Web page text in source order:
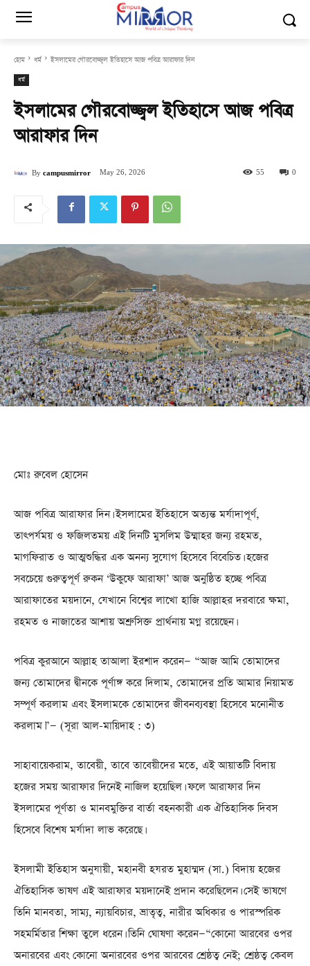
হোম ধর্ম ইসলামের গৌরবোজ্জ্বল ইতিহাসে আজ পবিত্র আরাফার দিন
ধর্ম
ইসলামের গৌরবোজ্জ্বল ইতিহাসে আজ পবিত্র
আরাফার দিন
By campusmirror May 26, 2026 0
55
মোঃ রুবেল হোসেন
আজ পবিত্র আরাফার দিন। ইসলামের ইতিহাসে অত্যন্ত মর্যাদাপূর্ণ,
তাৎপর্যময় ও ফজিলতময় এই দিনটি মুসলিম উম্মাহর জন্য রহমত,
মাগফিরাত ও আত্মশুদ্ধির এক অনন্য সুযোগ হিসেবে বিবেচিত। হজের
সবচেয়ে গুরুত্বপূর্ণ রুকন ‘উকুফে আরাফা’ আজ অনুষ্ঠিত হচ্ছে পবিত্র
আরাফাতের ময়দানে, যেখানে বিশ্বের লাখো হাজি আল্লাহর দরবারে ক্ষমা,
রহমত ও নাজাতের আশায় অশ্রুসিক্ত প্রার্থনায় মগ্ন রয়েছেন।
পবিত্র কুরআনে আল্লাহ তাআলা ইরশাদ করেন— “আজ আমি তোমাদের
জন্য তোমাদের দ্বীনকে পূর্ণাঙ্গ করে দিলাম, তোমাদের প্রতি আমার নিয়ামত
সম্পূর্ণ করলাম এবং ইসলামকে তোমাদের জীবনব্যবস্থা হিসেবে মনোনীত
করলাম।”— (সূরা আল-মায়িদাহ : ৩)
সাহাবায়েকরাম, তাবেয়ী, তাবে তাবেয়ীদের মতে, এই আয়াতটি বিদায়
হজের সময় আরাফার দিনেই নাজিল হয়েছিল। ফলে আরাফার দিন
ইসলামের পূর্ণতা ও মানবমুক্তির বার্তা বহনকারী এক ঐতিহাসিক দিবস
হিসেবে বিশেষ মর্যাদা লাভ করেছে।
ইসলামী ইতিহাস অনুযায়ী, মহানবী হযরত মুহাম্মদ (সা.) বিদায় হজের
ঐতিহাসিক ভাষণ এই আরাফার ময়দানেই প্রদান করেছিলেন। সেই ভাষণে
তিনি মানবতা, সাম্য, ন্যায়বিচার, ভ্রাতৃত্ব, নারীর অধিকার ও পারস্পরিক
সহমর্মিতার শিক্ষা তুলে ধরেন। তিনি ঘোষণা করেন—“কোনো আরবের ওপর
অনারবের এবং কোনো অনারবের ওপর আরবের শ্রেষ্ঠত্ব নেই; শ্রেষ্ঠত্ব কেবল